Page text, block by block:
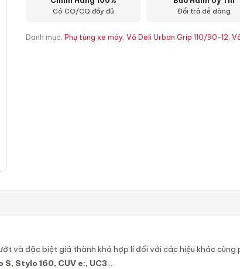
Có CO/CQ đầy đủ Đổi trả dễ dàng
Danh mục: Phụ tùng xe máy, Vỏ Deli Urban Grip 110/90-12,
và đặc biệt giá thành khá hợp lí đối với các hiệu khác cùng
S, Stylo 160, CUV e:, UC3…